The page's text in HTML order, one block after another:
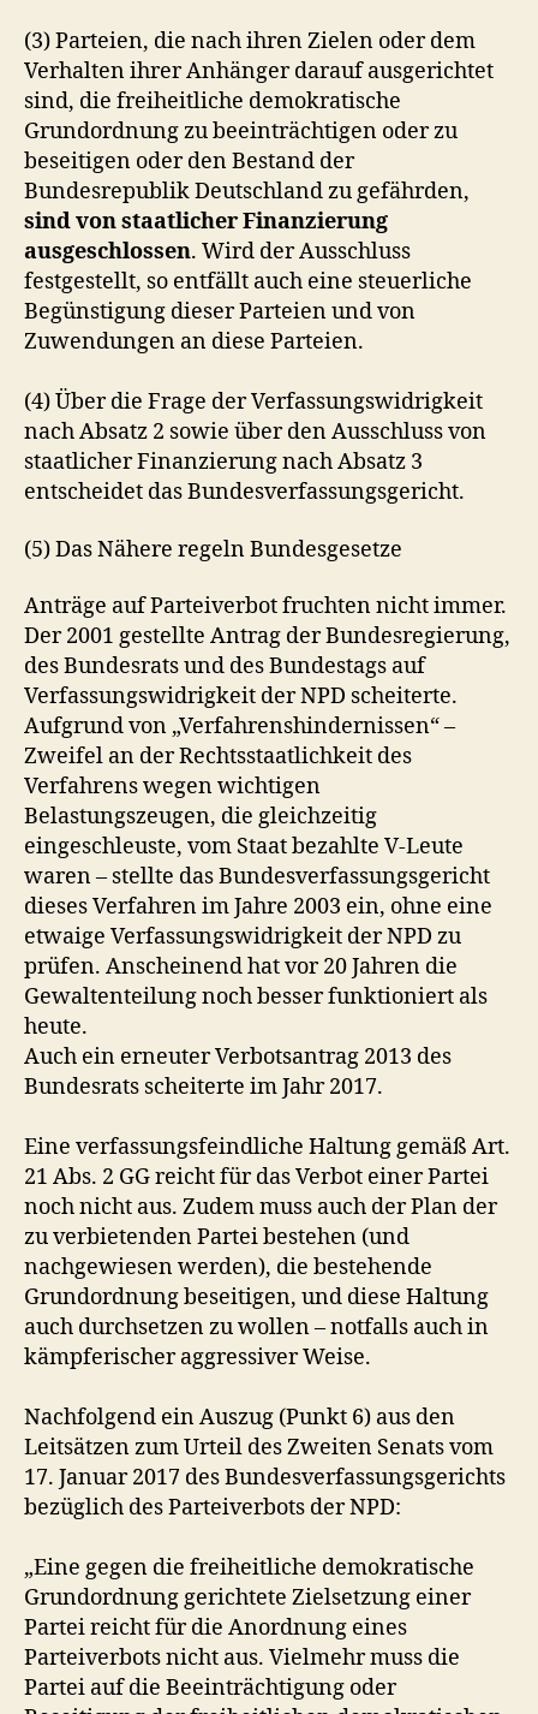
(3) Parteien, die nach ihren Zielen oder dem
Verhalten ihrer Anhänger darauf ausgerichtet
sind, die freiheitliche demokratische
Grundordnung zu beeinträchtigen oder zu
beseitigen oder den Bestand der
Bundesrepublik Deutschland zu gefährden,
sind von staatlicher Finanzierung
ausgeschlossen. Wird der Ausschluss
festgestellt, so entfällt auch eine steuerliche
Begünstigung dieser Parteien und von
Zuwendungen an diese Parteien.
(4) Über die Frage der Verfassungswidrigkeit
nach Absatz 2 sowie über den Ausschluss von
staatlicher Finanzierung nach Absatz 3
entscheidet das Bundesverfassungsgericht.
(5) Das Nähere regeln Bundesgesetze
Anträge auf Parteiverbot fruchten nicht immer.
Der 2001 gestellte Antrag der Bundesregierung,
des Bundesrats und des Bundestags auf
Verfassungswidrigkeit der NPD scheiterte.
Aufgrund von „Verfahrenshindernissen“ –
Zweifel an der Rechtsstaatlichkeit des
Verfahrens wegen wichtigen
Belastungszeugen, die gleichzeitig
eingeschleuste, vom Staat bezahlte V-Leute
waren – stellte das Bundesverfassungsgericht
dieses Verfahren im Jahre 2003 ein, ohne eine
etwaige Verfassungswidrigkeit der NPD zu
prüfen. Anscheinend hat vor 20 Jahren die
Gewaltenteilung noch besser funktioniert als
heute.
Auch ein erneuter Verbotsantrag 2013 des
Bundesrats scheiterte im Jahr 2017.
Eine verfassungsfeindliche Haltung gemäß Art.
21 Abs. 2 GG reicht für das Verbot einer Partei
noch nicht aus. Zudem muss auch der Plan der
zu verbietenden Partei bestehen (und
nachgewiesen werden), die bestehende
Grundordnung beseitigen, und diese Haltung
auch durchsetzen zu wollen – notfalls auch in
kämpferischer aggressiver Weise.
Nachfolgend ein Auszug (Punkt 6) aus den
Leitsätzen zum Urteil des Zweiten Senats vom
17. Januar 2017 des Bundesverfassungsgerichts
bezüglich des Parteiverbots der NPD:
„Eine gegen die freiheitliche demokratische
Grundordnung gerichtete Zielsetzung einer
Partei reicht für die Anordnung eines
Parteiverbots nicht aus. Vielmehr muss die
Partei auf die Beeinträchtigung oder